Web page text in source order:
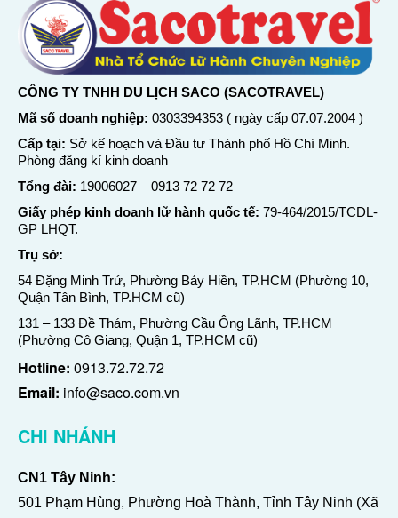
CÔNG TY TNHH DU LỊCH SACO (SACOTRAVEL)
Mã số doanh nghiệp: 0303394353 ( ngày cấp 07.07.2004 )
Cấp tại: Sở kế hoạch và Đầu tư Thành phố Hồ Chí Minh.
Phòng đăng kí kinh doanh
Tổng đài: 19006027 –0913 72 72 72
Giấy phép kinh doanh lữ hành quốc tế: 79-464/2015/TCDL-
GP LHQT.
Trụ sở:
54 Đặng Minh Trứ, Phường Bảy Hiền, TP.HCM (Phường 10,
Quận Tân Bình, TP.HCM cũ)
131 – 133 Đề Thám, Phường Cầu Ông Lãnh, TP.HCM
(Phường Cô Giang, Quận 1, TP.HCM cũ)
Hotline: 0913.72.72.72
Email: info@saco.com.vn
CHI NHÁNH
CN1 Tây Ninh:
501 Phạm Hùng, Phường Hoà Thành, Tỉnh Tây Ninh (Xã